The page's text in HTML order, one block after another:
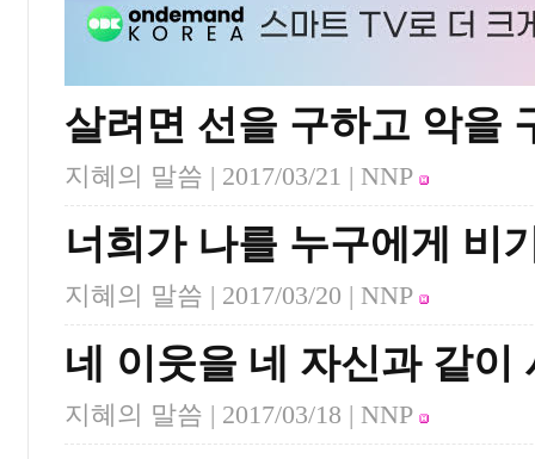
살려면 선을 구하고 악을
지혜의 말씀 | 2017/03/21 | NNP
너희가 나를 누구에게 비
지혜의 말씀 | 2017/03/20 | NNP
네 이웃을 네 자신과 같이
지혜의 말씀 | 2017/03/18 | NNP